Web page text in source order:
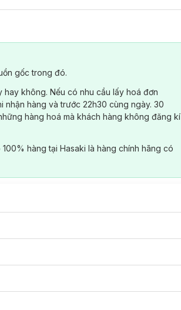
gốc trong đó.
không. Nếu có nhu cầu lấy hoá đơn
hàng và trước 22h30 cùng ngày. 30
hàng hoá mà khách hàng không đăng kí
hàng tại Hasaki là hàng chính hãng có